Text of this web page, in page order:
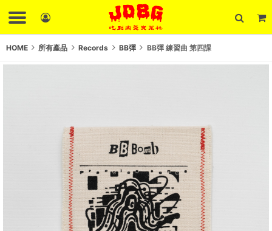
HOME 所有產品 Records BB彈 BB彈 練習曲 第四課